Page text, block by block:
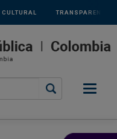
TRANSPARENCIA